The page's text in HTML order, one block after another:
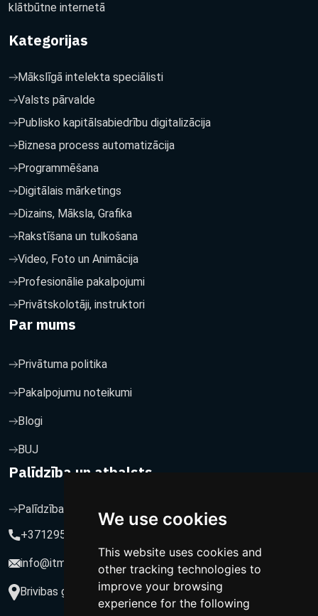
We use cookies
This website uses cookies and
other tracking technologies to
improve your browsing
experience for the following
klātbūtne internetā
Kategorijas
Mākslīgā intelekta speciālisti
Valsts pārvalde
Publisko kapitālsabiedrību digitalizācija
Biznesa process automatizācija
Programmēšana
Digitālais mārketings
Dizains, Māksla, Grafika
Rakstīšana un tulkošana
Video, Foto un Animācija
Profesionālie pakalpojumi
Privātskolotāji, instruktori
Par mums
Privātuma politika
Pakalpojumu noteikumi
Blogi
BUJ
Palīdzība un atbalsts
Palīdzība un atbalsts
+37129564547
info@itmarketing.lv
Brivibas gatve 234-77, LV-1039, Riga, Latvia